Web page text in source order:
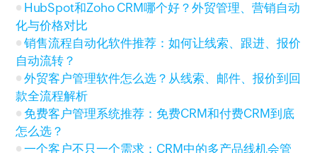
HubSpot和Zoho CRM哪个好？外贸管理、营销自动
化与价格对比
销售流程自动化软件推荐：如何让线索、跟进、报价
自动流转？
外贸客户管理软件怎么选？从线索、邮件、报价到回
款全流程解析
免费客户管理系统推荐：免费CRM和付费CRM到底
怎么选？
一个客户不只一个需求：CRM中的多产品线机会管